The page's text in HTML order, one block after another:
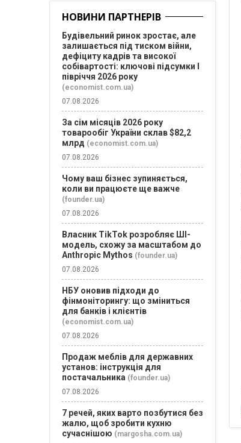
НОВИНИ ПАРТНЕРІВ
Будівельний ринок зростає, але
залишається під тиском війни,
дефіциту кадрів та високої
собівартості: ключові підсумки І
півріччя 2026 року
(economist.com.ua)
07.08.2026
За сім місяців 2026 року
товарообіг України склав $82,2
млрд (economist.com.ua)
07.08.2026
Чому ваш бізнес зупиняється,
коли ви працюєте ще важче
(founder.ua)
07.08.2026
Власник TikTok розробляє ШІ-
модель, схожу за масштабом до
Anthropic Mythos (founder.ua)
07.08.2026
НБУ оновив підходи до
фінмоніторингу: що зміниться
для банків і клієнтів
(economist.com.ua)
07.08.2026
Продаж меблів для державних
установ: інструкція для
постачальника (founder.ua)
07.08.2026
7 речей, яких варто позбутися без
жалю, щоб зробити кухню
сучаснішою (margosha.com.ua)